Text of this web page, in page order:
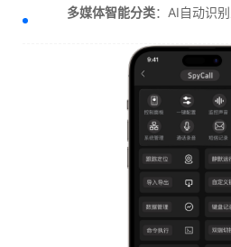
多媒体智能分类：AI自动识